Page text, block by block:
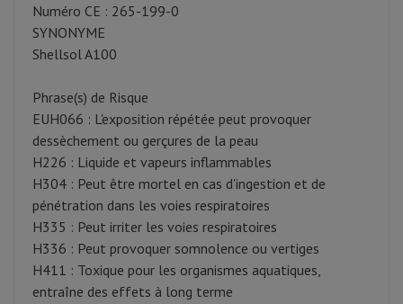
Numéro CE : 265-199-0
SYNONYME
Shellsol A100
Phrase(s) de Risque
EUH066 : L'exposition répétée peut provoquer
dessèchement ou gerçures de la peau
H226 : Liquide et vapeurs inflammables
H304 : Peut être mortel en cas d'ingestion et de
pénétration dans les voies respiratoires
H335 : Peut irriter les voies respiratoires
H336 : Peut provoquer somnolence ou vertiges
H411 : Toxique pour les organismes aquatiques,
entraîne des effets à long terme